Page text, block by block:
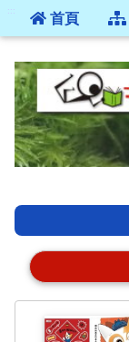
:::
首頁